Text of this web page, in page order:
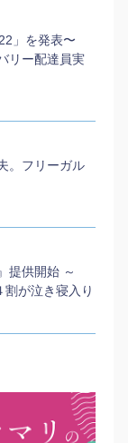
」を発表〜
リー配達員実
。フリーガル
提供開始 ～
が泣き寝入り